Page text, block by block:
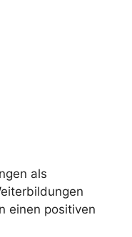
als
einen positiven